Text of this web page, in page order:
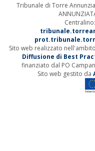
Tribunale di Torre
Sito web realizzato
Diffusione di Best
finanziato dal PO
Sito web gestito da